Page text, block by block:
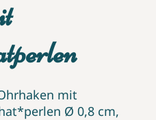
mit
Ø 0,8 cm,